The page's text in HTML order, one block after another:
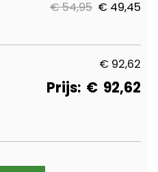
€ 54,95 € 49,45
€ 92,62
Prijs: € 92,62